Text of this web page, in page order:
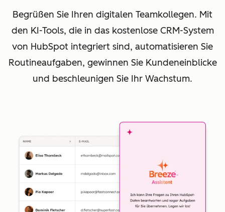
Begrüßen Sie Ihren digitalen Teamkollegen. Mit
den KI-Tools, die in das kostenlose CRM-System
von HubSpot integriert sind, automatisieren Sie
Routineaufgaben, gewinnen Sie Kundeneinblicke
und beschleunigen Sie Ihr Wachstum.